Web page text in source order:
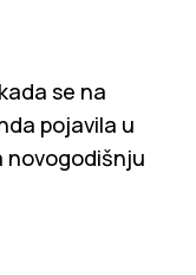
se na
pojavila u
novogodišnju